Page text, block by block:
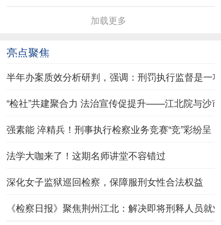
加载更多
亮点聚焦
半年办案质效分析研判，强调：刑罚执行监督是一
“检社”共建聚合力 法治宣传促提升——江北院与沙
强素能 淬精兵！刑事执行检察业务竞赛“竞”彩纷呈
法学大咖来了！这期名师讲堂不容错过
深化女子监狱巡回检察，保障服刑女性合法权益
《检察日报》聚焦荆州江北：解决即将刑释人员就